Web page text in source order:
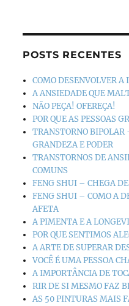
POSTS RECENTES
COMO DESENVOLVER A
A ANSIEDADE QUE
NÃO PEÇA! OFEREÇA!
POR QUE AS PESSOAS
TRANSTORNO BIPOLAR
GRANDEZA E PODER
TRANSTORNOS DE
COMUNS
FENG SHUI – CHEGA
FENG SHUI – COMO A
AFETA
A PIMENTA E A
POR QUE SENTIMOS
A ARTE DE SUPERAR
VOCÊ É UMA PESSOA
A IMPORTÂNCIA DE
RIR DE SI MESMO FAZ
AS 50 PINTURAS MAIS